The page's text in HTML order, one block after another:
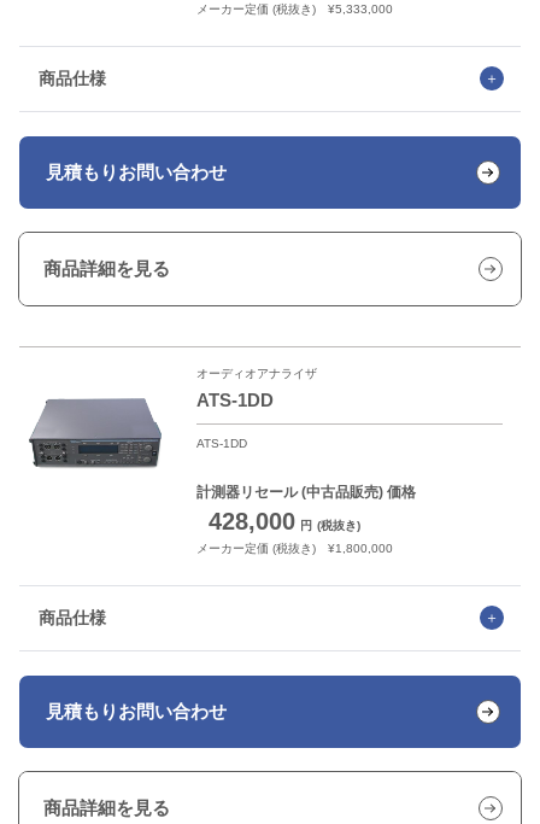
メーカー定価 (税抜き) ¥5,333,000
商品仕様
見積もり お問い合わせ
商品詳細を見る
オーディオアナライザ
ATS-1DD
ATS-1DD
計測器リセール(中古品販売) 価格
428,000 円 (税抜き)
メーカー定価 (税抜き) ¥1,800,000
商品仕様
見積もり お問い合わせ
商品詳細を見る